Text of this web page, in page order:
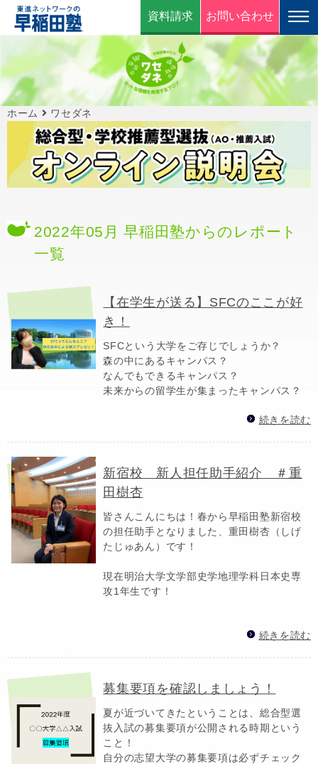
資料請求 お問い合わせ
ホーム ワセダネ
2022年05月 早稲田塾からのレポート
一覧
【在学生が送る】SFCのここが好
き！
SFCという大学をご存じでしょうか？
森の中にあるキャンパス？
なんでもできるキャンパス？
未来からの留学生が集まったキャンパス？
続きを読む
新宿校 新人担任助手紹介 ＃重
田樹杏
皆さんこんにちは！春から早稲田塾新宿校
の担任助手となりました、重田樹杏（しげ
たじゅあん）です！
現在明治大学文学部史学地理学科日本史専
攻1年生です！
続きを読む
募集要項を確認しましょう！
夏が近づいてきたということは、総合型選
抜入試の募集要項が公開される時期という
こと！
自分の志望大学の募集要項は必ずチェック